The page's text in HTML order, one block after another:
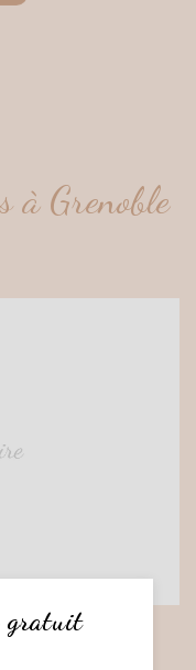
à Grenoble
gratuit